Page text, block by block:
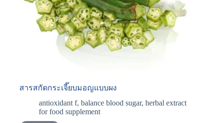
สารสกัดกระเจี๊ยบมอญแบบผง
antioxidant f, balance blood sugar, herbal extract
for food supplement